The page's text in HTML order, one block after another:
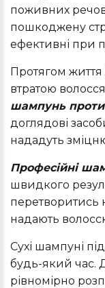
поживних
пошкоджену
ефективні при
Протягом життя
втратою
шампунь проти
доглядові
нададуть
Професійні
швидкого
перетворитись
надають
Сухі шампуні
будь-який час.
рівномірно